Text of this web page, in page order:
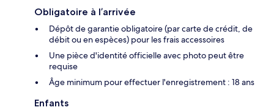
Obligatoire à l’arrivée
Dépôt de garantie obligatoire (par carte de crédit, de
débit ou en espèces) pour les frais accessoires
Une pièce d'identité officielle avec photo peut être
requise
Âge minimum pour effectuer l'enregistrement : 18 ans
Enfants